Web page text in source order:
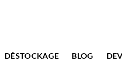
DÉSTOCKAGE BLOG